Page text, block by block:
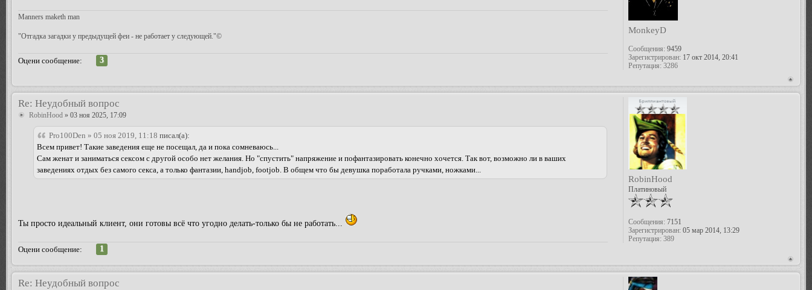
Manners maketh man
"Отгадка загадки у предыдущей феи - не работает у следующей."©
Оцени сообщение: 3
MonkeyD
Сообщения:9459
Зарегистрирован:17 окт 2014, 20:41
Репутация: 3286
Re: Неудобный вопрос
RobinHood » 03 ноя 2025, 17:09
Pro100Den » 05 ноя 2019, 11:18 писал(а):
Всем привет! Такие заведения еще не посещал, да и пока сомневаюсь...
Сам женат и заниматься сексом с другой особо нет желания. Но "спустить" напряжение и пофантазировать конечно хочется. Так вот, возможно ли в ваших
заведениях отдых без самого секса, а только фантазии, handjob, footjob. В общем что бы девушка поработала ручками, ножками...
Ты просто идеальный клиент, они готовы всё что угодно делать-только бы не работать...
Оцени сообщение: 1
RobinHood
Платиновый
Сообщения:7151
Зарегистрирован:05 мар 2014, 13:29
Репутация: 389
Re: Неудобный вопрос